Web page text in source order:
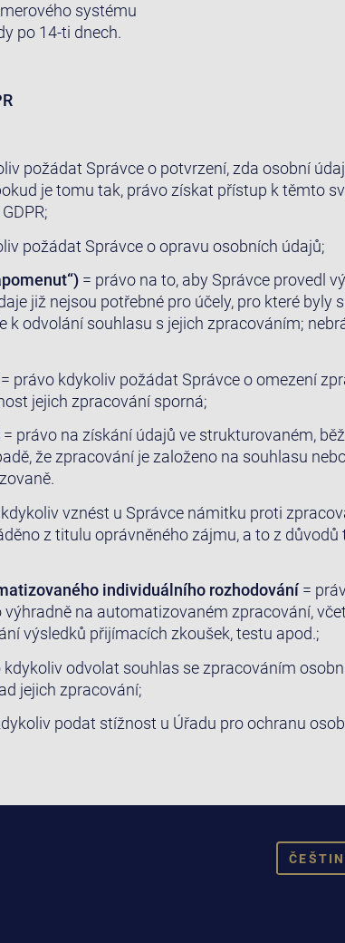
systému
po 14-ti dnech.
požádat Správce o potvrzení, zda osobní
je tomu tak, právo získat přístup k těmto
požádat Správce o opravu osobních údajů;
= právo na to, aby Správce provedl
již nejsou potřebné pro účely, pro které byly
k odvolání souhlasu s jejich zpracováním;
právo kdykoliv požádat Správce o omezení
jejich zpracování sporná;
= právo na získání údajů ve strukturovaném,
že zpracování je založeno na souhlasu
vznést u Správce námitku proti
z titulu oprávněného zájmu, a to z
individuálního rozhodování=
na automatizovaném zpracování,
výsledků přijímacích zkoušek, testu apod.;
odvolat souhlas se zpracováním
jejich zpracování;
podat stížnost u Úřadu pro ochranu